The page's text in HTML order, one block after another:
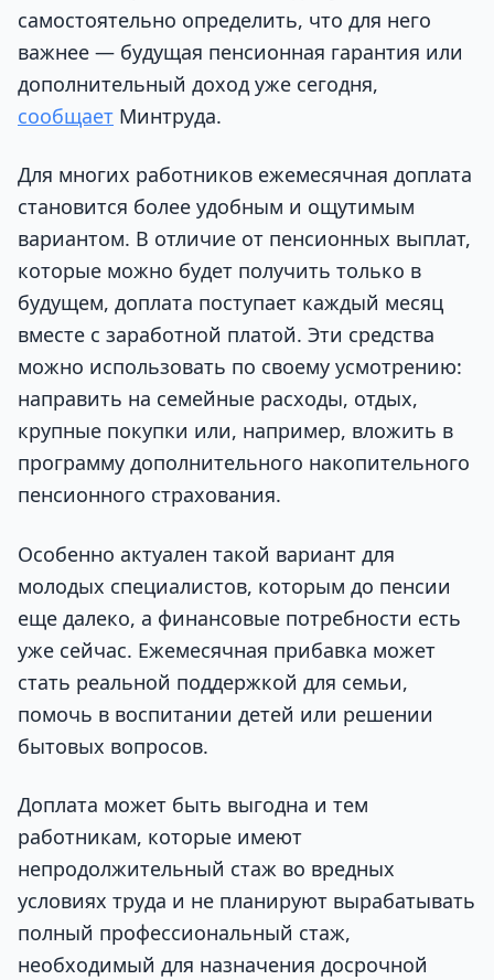
самостоятельно определить, что для него
важнее — будущая пенсионная гарантия или
дополнительный доход уже сегодня,
сообщает Минтруда.
Для многих работников ежемесячная доплата
становится более удобным и ощутимым
вариантом. В отличие от пенсионных выплат,
которые можно будет получить только в
будущем, доплата поступает каждый месяц
вместе с заработной платой. Эти средства
можно использовать по своему усмотрению:
направить на семейные расходы, отдых,
крупные покупки или, например, вложить в
программу дополнительного накопительного
пенсионного страхования.
Особенно актуален такой вариант для
молодых специалистов, которым до пенсии
еще далеко, а финансовые потребности есть
уже сейчас. Ежемесячная прибавка может
стать реальной поддержкой для семьи,
помочь в воспитании детей или решении
бытовых вопросов.
Доплата может быть выгодна и тем
работникам, которые имеют
непродолжительный стаж во вредных
условиях труда и не планируют вырабатывать
полный профессиональный стаж,
необходимый для назначения досрочной